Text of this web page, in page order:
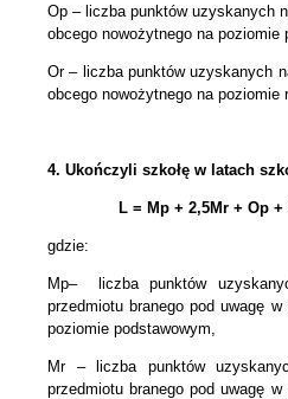
Op – liczba punktów uzyskanych
obcego nowożytnego na poziomie
Or – liczba punktów uzyskanych
obcego nowożytnego na poziomie
4. Ukończyli szkołę w latach
L = Mp + 2,5Mr + Op +
gdzie:
Mp– liczba punktów
przedmiotu branego pod uwagę
poziomie podstawowym,
Mr – liczba punktów
przedmiotu branego pod uwagę